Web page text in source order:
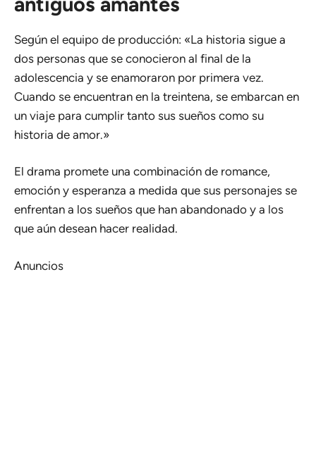
Según el equipo de producción: «La historia sigue a
dos personas que se conocieron al final de la
adolescencia y se enamoraron por primera vez.
Cuando se encuentran en la treintena, se embarcan en
un viaje para cumplir tanto sus sueños como su
historia de amor.»
El drama promete una combinación de romance,
emoción y esperanza a medida que sus personajes se
enfrentan a los sueños que han abandonado y a los
que aún desean hacer realidad.
Anuncios